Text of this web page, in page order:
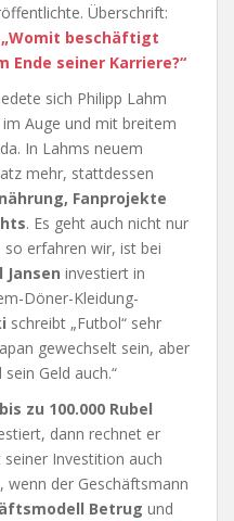
Überschrift:
„Womit beschäftigt
Ende seiner Karriere?“
sich Philipp Lahm
Auge und mit breitem
In Lahms neuem
mehr, stattdessen
Fanprojekte
. Es geht auch nicht nur
so erfahren wir, ist bei
Jansen investiert in
Döner-Kleidung-
schreibt „Futbol“ sehr
gewechselt sein, aber
Geld auch.“
bis zu 100.000 Rubel
dann rechnet er
Investition auch
wenn der Geschäftsmann
Betrug und